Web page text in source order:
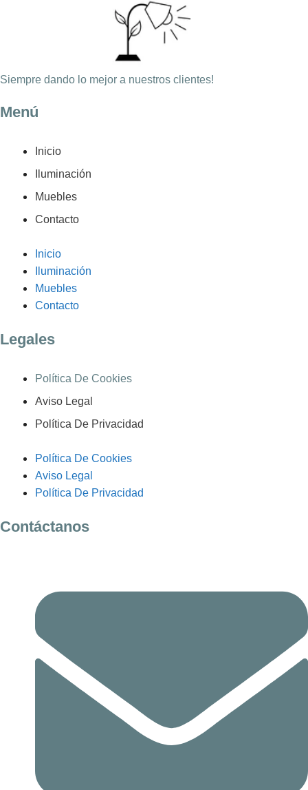
Siempre dando lo mejor a nuestros clientes!
Menú
Inicio
Iluminación
Muebles
Contacto
Inicio
Iluminación
Muebles
Contacto
Legales
Política De Cookies
Aviso Legal
Política De Privacidad
Política De Cookies
Aviso Legal
Política De Privacidad
Contáctanos